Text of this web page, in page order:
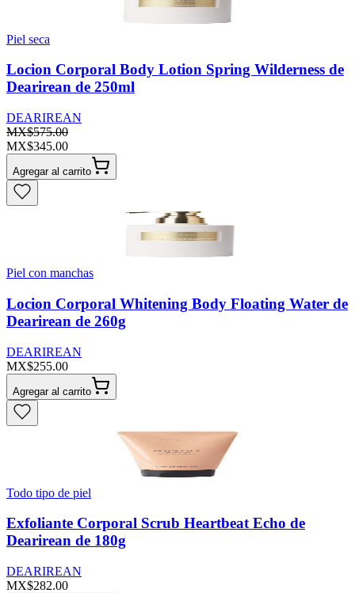
Piel seca
Locion Corporal Body Lotion Spring Wilderness de
Dearirean de 250ml
DEARIREAN
MX$575.00
MX$345.00
Agregar al carrito
Piel con manchas
Locion Corporal Whitening Body Floating Water de
Dearirean de 260g
DEARIREAN
MX$255.00
Agregar al carrito
Todo tipo de piel
Exfoliante Corporal Scrub Heartbeat Echo de
Dearirean de 180g
DEARIREAN
MX$282.00